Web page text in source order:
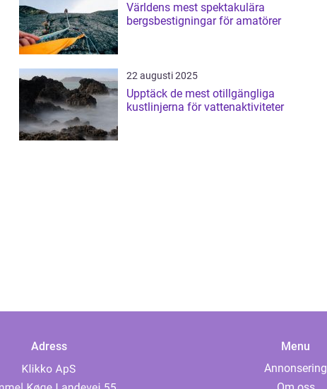
Världens mest spektakulära
bergsbestigningar för amatörer
22 augusti 2025
Upptäck de mest otillgängliga
kustlinjerna för vattenaktiviteter
Adress
Menu
Annonsering